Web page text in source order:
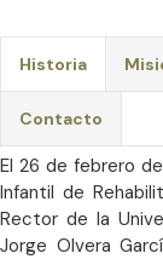
Historia
Contacto
El 26 de febrero
Infantil de
Rector de la
Jorge Olvera